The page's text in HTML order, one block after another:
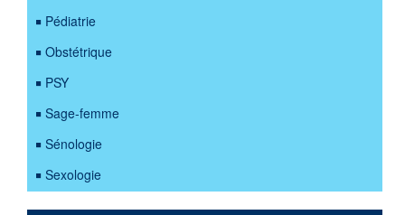
Pédiatrie
Obstétrique
PSY
Sage-femme
Sénologie
Sexologie